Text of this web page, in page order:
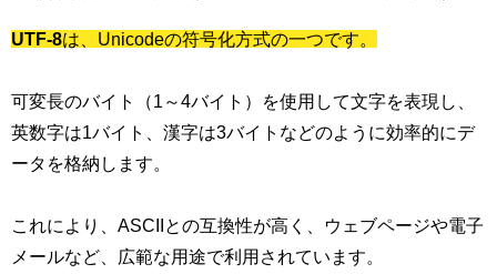
UTF-8は、Unicodeの符号化方式の一つです。
可変長のバイト（1～4バイト）を使用して文字を表現し、
英数字は1バイト、漢字は3バイトなどのように効率的にデ
ータを格納します。
これにより、ASCIIとの互換性が高く、ウェブページや電子
メールなど、広範な用途で利用されています。